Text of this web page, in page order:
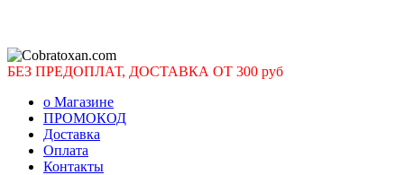
БЕЗ ПРЕДОПЛАТ, ДОСТАВКА ОТ 300 руб
о Магазине
ПРОМОКОД
Доставка
Оплата
Контакты